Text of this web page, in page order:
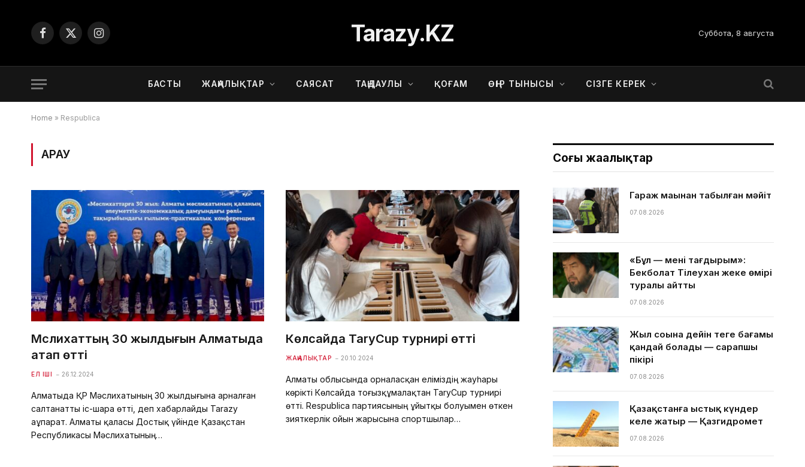
Facebook
X
Instagram Tarazy.KZ Суббота, 8 августа
БАСТЫ ЖАҢАЛЫҚТАР САЯСАТ ТАҢДАУЛЫ ҚОҒАМ ӨҢІР ТЫНЫСЫ СІЗГЕ КЕРЕК
Home » Respublica
ҚАРАУ
Мәслихаттың 30 жылдығын Алматыда
атап өтті
ЕЛ ІШІ 26.12.2024
Алматыда ҚР Мәслихатының 30 жылдығына арналған
салтанатты іс-шара өтті, деп хабарлайды Tarazy
аұпарат. Алматы қаласы Достық үйінде Қазақстан
Республикасы Мәслихатының…
Көлсайда TaryCup турнирі өтті
ЖАҢАЛЫҚТАР 20.10.2024
Алматы облысында орналасқан еліміздің жауһары
көрікті Көлсайда тоғызқұмалақтан TaryCup турнирі
өтті. Respublica партиясының ұйытқы болуымен өткен
зияткерлік ойын жарысына спортшылар…
Соңғы жаңалықтар
Гараж маңынан табылған мәйіт
07.08.2026
«Бұл — менің тағдырым»:
Бекболат Тілеухан жеке өмірі
туралы айтты
07.08.2026
Жыл соңына дейін теңге бағамы
қандай болады — сарапшы
пікірі
07.08.2026
Қазақстанға ыстық күндер
келе жатыр — Қазгидромет
07.08.2026